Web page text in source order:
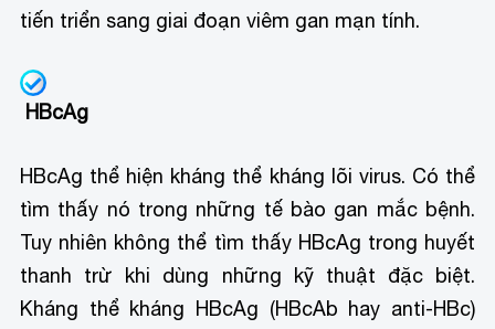
tiến triển sang giai đoạn viêm gan mạn tính.
HBcAg
HBcAg thể hiện kháng thể kháng lõi virus. Có thể
tìm thấy nó trong những tế bào gan mắc bệnh.
Tuy nhiên không thể tìm thấy HBcAg trong huyết
thanh trừ khi dùng những kỹ thuật đặc biệt.
Kháng thể kháng HBcAg (HBcAb hay anti-HBc)